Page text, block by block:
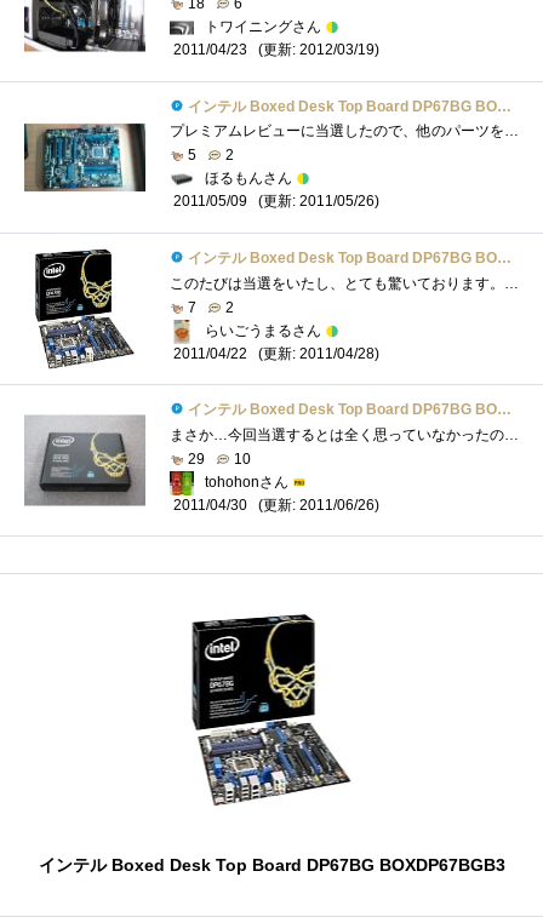
18
6
トワイニングさん
2011/04/23
(更新: 2012/03/19)
インテル Boxed Desk Top Board DP67BG BOXDP67BGB3
プレミアムレビューに当選したので、他のパーツを一新してみました。【PC構成】CPU：IntelCorei7-2600KCPUCooler：クーラーマスターHyper212PlusMEM：CMX8GX3M2A...
5
2
ほるもんさん
2011/05/09
(更新: 2011/05/26)
インテル Boxed Desk Top Board DP67BG BOXDP67BGB3
このたびは当選をいたし、とても驚いております。これを機にＰＣを作り上げたいと思っております。初心ではありますが、精一杯レビューアー�...
7
2
らいごうまるさん
2011/04/22
(更新: 2011/04/28)
インテル Boxed Desk Top Board DP67BG BOXDP67BGB3
まさか…今回当選するとは全く思っていなかったのでびっくりしました。zigsow様、インテル様ありがとうございます。４月２２日（金）に到着し�...
29
10
tohohonさん
2011/04/30
(更新: 2011/06/26)
インテル Boxed Desk Top Board DP67BG BOXDP67BGB3